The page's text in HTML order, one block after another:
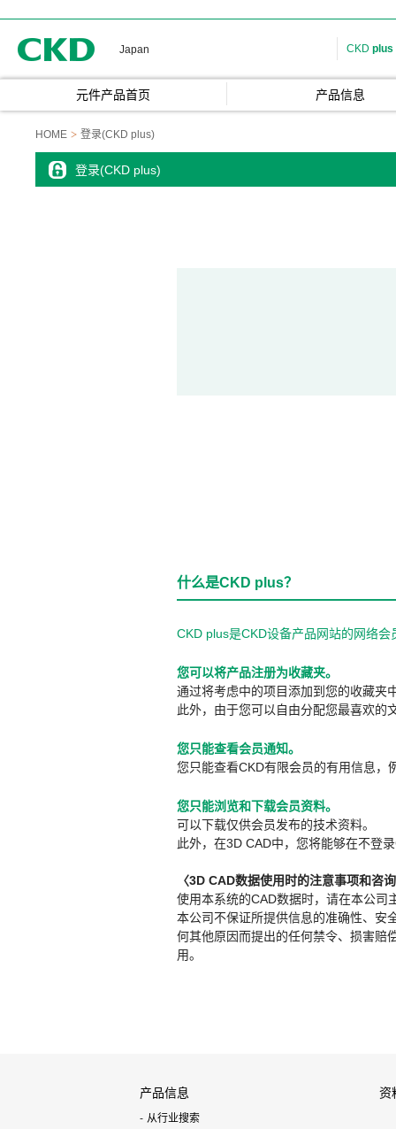
Japan CKD plus
元件产品首页 产品信息
HOME 登录(CKD plus)
登录(CKD plus)
什么是CKD plus？
CKD plus是CKD设备产品网站的网络
您可以将产品注册为收藏夹。
通过将考虑中的项目添加到您的收藏夹
此外，由于您可以自由分配您最喜欢的
您只能查看会员通知。
您只能查看CKD有限会员的有用信息，
您只能浏览和下载会员资料。
可以下载仅供会员发布的技术资料。
此外，在3D CAD中，您将能够在不登
〈3D CAD数据使用时的注意事项和咨
使用本系统的CAD数据时，请在本公司
本公司不保证所提供信息的准确性、安
何其他原因而提出的任何禁令、损害赔
用。
产品信息
从行业搜索
资